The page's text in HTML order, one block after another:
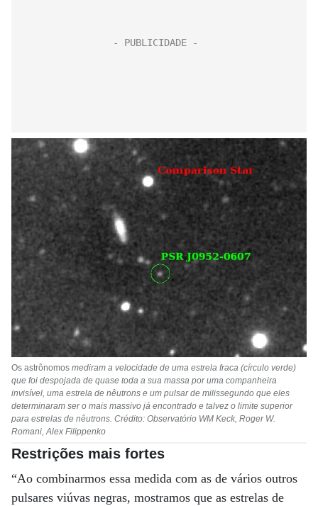
Os astrônomos mediram a velocidade de uma estrela fraca (círculo verde)
que foi despojada de quase toda a sua massa por uma companheira
invisível, uma estrela de nêutrons e um pulsar de milissegundo que eles
determinaram ser o mais massivo já encontrado e talvez o limite superior
para estrelas de nêutrons. Crédito: Observatório WM Keck, Roger W.
Romani, Alex Filippenko
Restrições mais fortes
“Ao combinarmos essa medida com as de vários outros
pulsares viúvas negras, mostramos que as estrelas de